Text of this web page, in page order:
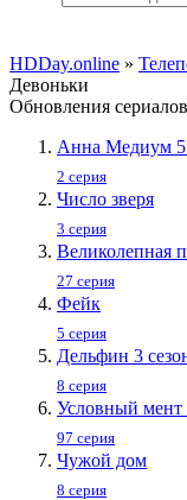
HDDay.online »
Девоньки
Обновления сериалов
Анна Медиум 5
2 серия
Число зверя
3 серия
Великолепная
27 серия
Фейк
5 серия
Дельфин 3
8 серия
Условный мент
97 серия
Чужой дом
8 серия